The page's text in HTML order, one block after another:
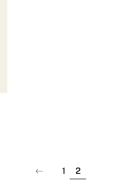
1 2